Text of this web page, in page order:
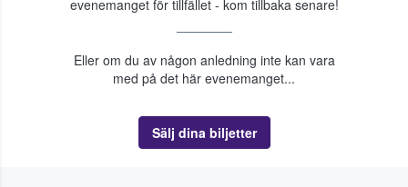
evenemanget för tillfället - kom tillbaka senare!
Eller om du av någon anledning inte kan vara
med på det här evenemanget...
Sälj dina biljetter